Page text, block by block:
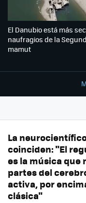
El Danubio está más
naufragios de la
mamut
La
coinciden: "El
es la música que
partes del
activa, por
clásica"